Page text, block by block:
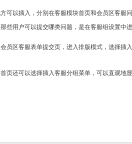
可以插入，分别在客服模块首页和会员区客服
些用户可以提交哪类问题，是在客服组设置中
员区客服表单提交页，进入排版模式，选择插
页还可以选择插入客服分组菜单，可以直观地